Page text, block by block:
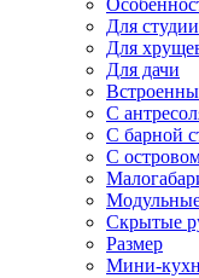
Для студии
Для
Для дачи
С
С барной
С
Скрытые
Размер
Мини-